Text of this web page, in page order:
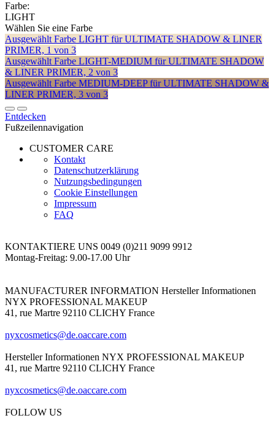
Farbe:
LIGHT
Wählen Sie eine Farbe
Ausgewählt Farbe LIGHT für ULTIMATE SHADOW & LINER
PRIMER, 1 von 3
Ausgewählt Farbe LIGHT-MEDIUM für ULTIMATE SHADOW
& LINER PRIMER, 2 von 3
Ausgewählt Farbe MEDIUM-DEEP für ULTIMATE SHADOW &
LINER PRIMER, 3 von 3
Entdecken
Fußzeilennavigation
CUSTOMER CARE
Kontakt
Datenschutzerklärung
Nutzungsbedingungen
Cookie Einstellungen
Impressum
FAQ
KONTAKTIERE UNS 0049 (0)211 9099 9912
Montag-Freitag: 9.00-17.00 Uhr
MANUFACTURER INFORMATION Hersteller Informationen
NYX PROFESSIONAL MAKEUP
41, rue Martre 92110 CLICHY France
nyxcosmetics@de.oaccare.com
Hersteller Informationen NYX PROFESSIONAL MAKEUP
41, rue Martre 92110 CLICHY France
nyxcosmetics@de.oaccare.com
FOLLOW US